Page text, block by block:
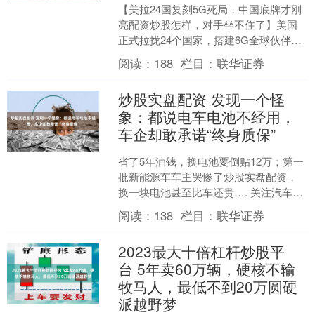
【美拉24国复刻5G死局，中国底牌才刚
亮配资炒股怎样，对手坐不住了】美国
正式拉拢24个国家，搭建6G全球伙伴小
圈子。不少人第一反应，这不就是5G封
锁2.0版本？....
阅读： 188 栏目：联华证券
炒股实盘配资 发现一个怪
象：都说电车电池不经用，
车企却敢承诺“终身质保”
省了5年油钱，换电池要倒贴12万；第一
批新能源车车主哭惨了炒股实盘配资，
换一块电池甚至比车还贵…. 关注汽车新
闻的朋友，对这样的消息，相信绝不会
陌生，甚至多有耳....
阅读： 138 栏目：联华证券
2023最大十倍杠杆炒股平
台 5年卖60万辆，硬核不输
牧马人，最低不到20万圆硬
派越野梦